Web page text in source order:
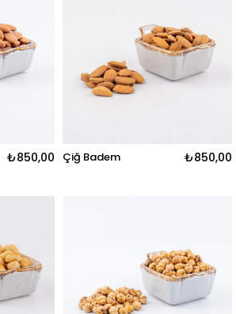
₺850,00 Çiğ Badem ₺850,00